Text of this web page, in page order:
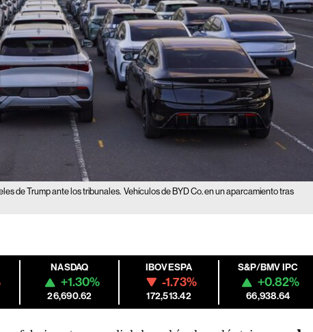
de Trump ante los tribunales. Vehículos de BYD Co. en un aparcamiento tras
NASDAQ
+1.30%
26,690.62
IBOVESPA
-1.73%
172,513.42
S&P/BMV IPC
+0.82%
66,938.64